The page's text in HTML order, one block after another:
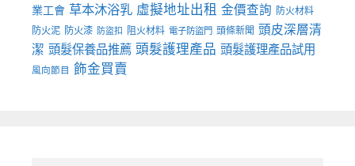
業工會 草本沐浴乳 虛擬地址出租 金價查詢 防火材料
防火泥 防火漆 防盜扣 阻火材料 電子防盜門 頭條新聞 頭皮深層清
潔 頭髮保養品推薦 頭髮護理產品 頭髮護理產品試用
風向節目 飾金買賣